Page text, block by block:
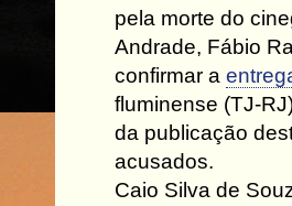
pela morte do
Andrade, Fábio
confirmar a
fluminense (TJ-
da publicação
acusados.
Caio Silva de